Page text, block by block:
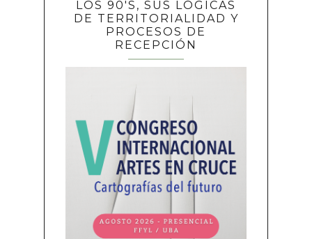
LOS 90'S, SUS LÓGICAS
DE TERRITORIALIDAD Y
PROCESOS DE
RECEPCIÓN